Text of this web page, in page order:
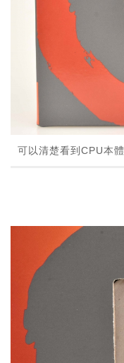
可以清楚看到CPU本體